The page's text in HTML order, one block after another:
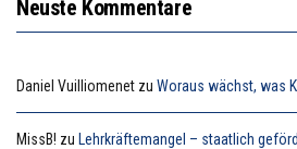
Neuste Kommentare
Daniel Vuilliomenet zu Woraus wächst, was
MissB! zu Lehrkräftemangel – staatlich